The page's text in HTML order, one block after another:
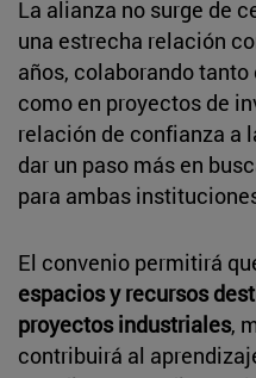
La alianza no surge de
una estrecha relación
años, colaborando
como en proyectos de
relación de confianza a
dar un paso más en
para ambas
El convenio permitirá
espacios y recursos
proyectos industriales,
contribuirá al